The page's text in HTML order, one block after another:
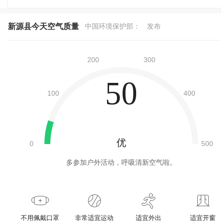
新源县今天空气质量 中国环境保护部： 发布
50
优
多参加户外活动，呼吸清新空气啦。
不用佩戴口罩 非常适宜运动 适宜外出 适宜开窗